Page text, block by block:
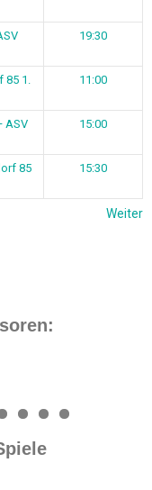
19:30
85 1.
11:00
ASV
15:00
85
15:30
Weiter
0 1 2